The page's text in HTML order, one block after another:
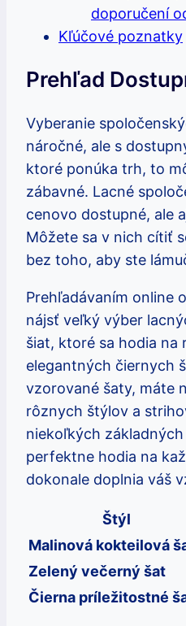
doporučení
Kľúčové poznatky
Prehľad
Vyberanie
náročné, ale s
ktoré ponúka trh, to
zábavné. Lacné
cenovo dostupné, ale
Môžete sa v nich cítiť
bez toho, aby ste
Prehľadávaním online
nájsť veľký výber
šiat, ktoré sa hodia na
elegantných čiernych
vzorované šaty, máte
rôznych štýlov a
niekoľkých
perfektne hodia na
dokonale doplnia váš
Štýl
Malinová kokteilová
Zelený večerný šat
Čierna príležitostné